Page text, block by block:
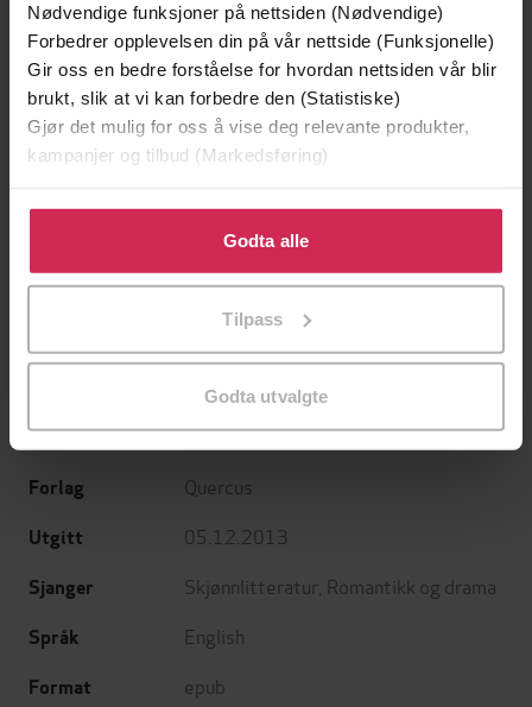
Nødvendige funksjoner på nettsiden (Nødvendige)
Forbedrer opplevelsen din på vår nettside (Funksjonelle)
Gir oss en bedre forståelse for hvordan nettsiden vår blir
brukt, slik at vi kan forbedre den (Statistiske)
Gjør det mulig for oss å vise deg relevante produkter,
kampanjer og tilbud (Markedsføring)
Klikk på «Godta alle» for å gi oss ditt samtykke til å
bruke cookies for alle disse formålene. Du kan også
tilpasse ditt samtykke til spesifikke formål ved å klikke
Godta alle
Tilpass
Godta utvalgte
199,-
Minnesota
Jo Nesbø
Jørn Lier Horst
Undertittel
the bestselling laugh-out-loud
romcom
Forfattere Joanna Bolouri(forfatter)
Forlag Quercus
Utgitt 05.12.2013
Sjanger Skjønnlitteratur Romantikk og drama
Språk English
Format epub